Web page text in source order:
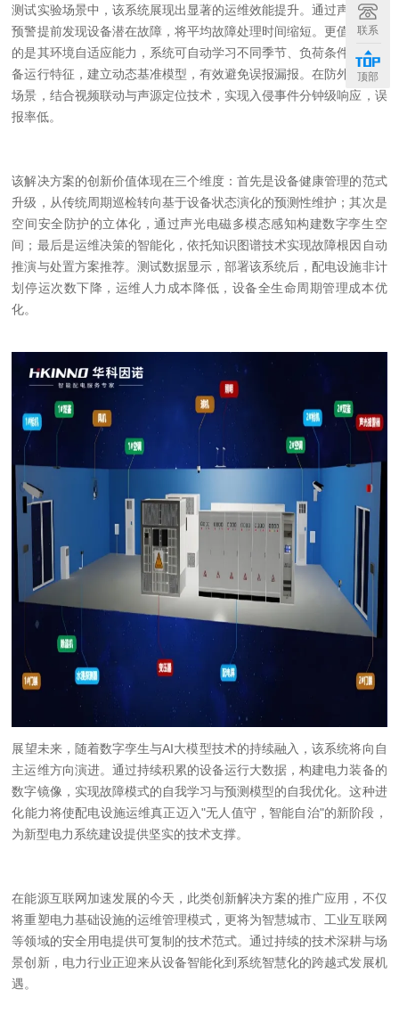
测试实验场景中，该系统展现出显著的运维效能提升。通过声学异常
预警提前发现设备潜在故障，将平均故障处理时间缩短。更值得称道
的是其环境自适应能力，系统可自动学习不同季节、负荷条件下的设
备运行特征，建立动态基准模型，有效避免误报漏报。在防外力破坏
场景，结合视频联动与声源定位技术，实现入侵事件分钟级响应，误
报率低。
该解决方案的创新价值体现在三个维度：首先是设备健康管理的范式
升级，从传统周期巡检转向基于设备状态演化的预测性维护；其次是
空间安全防护的立体化，通过声光电磁多模态感知构建数字孪生空
间；最后是运维决策的智能化，依托知识图谱技术实现故障根因自动
推演与处置方案推荐。测试数据显示，部署该系统后，配电设施非计
划停运次数下降，运维人力成本降低，设备全生命周期管理成本优
化。
展望未来，随着数字孪生与AI大模型技术的持续融入，该系统将向自
主运维方向演进。通过持续积累的设备运行大数据，构建电力装备的
数字镜像，实现故障模式的自我学习与预测模型的自我优化。这种进
化能力将使配电设施运维真正迈入"无人值守，智能自治"的新阶段，
为新型电力系统建设提供坚实的技术支撑。
在能源互联网加速发展的今天，此类创新解决方案的推广应用，不仅
将重塑电力基础设施的运维管理模式，更将为智慧城市、工业互联网
等领域的安全用电提供可复制的技术范式。通过持续的技术深耕与场
景创新，电力行业正迎来从设备智能化到系统智慧化的跨越式发展机
遇。
联系
顶部